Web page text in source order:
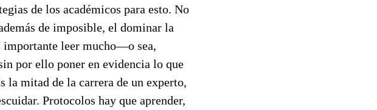
de los académicos para esto. No
de imposible, el dominar la
importante leer mucho—o sea,
por ello poner en evidencia lo que
la mitad de la carrera de un experto,
Protocolos hay que aprender,